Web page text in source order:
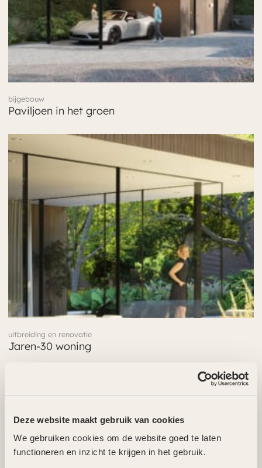
Deze website maakt gebruik van cookies
We gebruiken cookies om de website goed te laten
functioneren en inzicht te krijgen in het gebruik.
bijgebouw
Paviljoen in het groen
uitbreiding en renovatie
Jaren-30 woning
Wonen
Een passende woonomgeving creëren vraagt om
meer dan het verzamelen en samenvoegen van